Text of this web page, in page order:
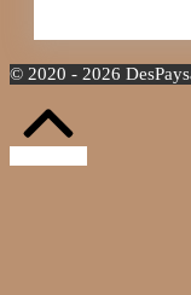
© 2020 - 2026